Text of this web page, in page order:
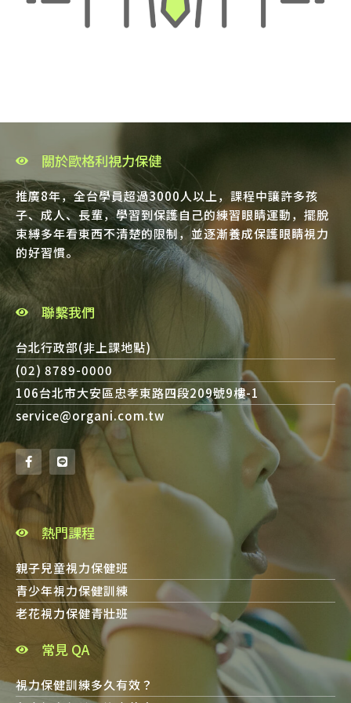
關於歐格利視力保健
推廣8年，全台學員超過3000人以上，課程中讓許多孩
子、成人、長輩，學習到保護自己的練習眼睛運動，擺脫
束縛多年看東西不清楚的限制，並逐漸養成保護眼睛視力
的好習慣。
聯繫我們
台北行政部(非上課地點)
(02) 8789-0000
106台北市大安區忠孝東路四段209號9樓-1
service@organi.com.tw
熱門課程
親子兒童視力保健班
青少年視力保健訓練
老花視力保健青壯班
常見 QA
視力保健訓練多久有效？